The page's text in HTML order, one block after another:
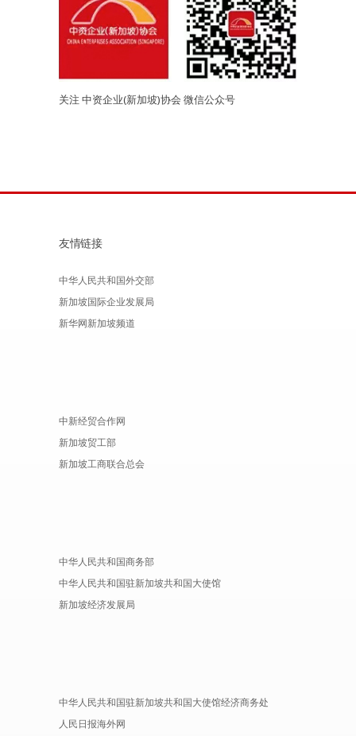
关注 中资企业(新加坡)协会 微信公众号
友情链接
中华人民共和国外交部
新加坡国际企业发展局
新华网新加坡频道
中新经贸合作网
新加坡贸工部
新加坡工商联合总会
中华人民共和国商务部
中华人民共和国驻新加坡共和国大使馆
新加坡经济发展局
中华人民共和国驻新加坡共和国大使馆经济商务处
人民日报海外网